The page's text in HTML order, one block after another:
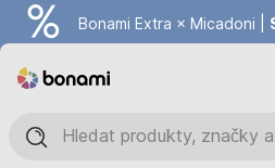
Bonami Extra × Micadoni |
Summer Sale | Ušetřete